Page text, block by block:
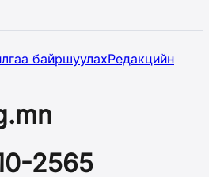
байршуулахРедакцийн
2565